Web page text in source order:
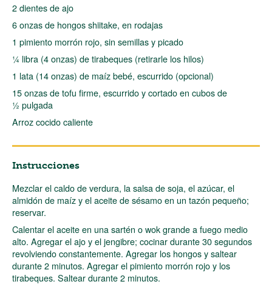
2 dientes de ajo
6 onzas de hongos shiitake, en rodajas
1 pimiento morrón rojo, sin semillas y picado
¼ libra (4 onzas) de tirabeques (retirarle los hilos)
1 lata (14 onzas) de maíz bebé, escurrido (opcional)
15 onzas de tofu firme, escurrido y cortado en cubos de
½ pulgada
Arroz cocido caliente
Instrucciones
Mezclar el caldo de verdura, la salsa de soja, el azúcar, el
almidón de maíz y el aceite de sésamo en un tazón pequeño;
reservar.
Calentar el aceite en una sartén o wok grande a fuego medio
alto. Agregar el ajo y el jengibre; cocinar durante 30 segundos
revolviendo constantemente. Agregar los hongos y saltear
durante 2 minutos. Agregar el pimiento morrón rojo y los
tirabeques. Saltear durante 2 minutos.